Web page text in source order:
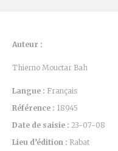
Auteur :
Thierno Mouctar Bah
Langue : Français
Référence : 18945
Date de saisie : 23-07-08
Lieu d’édition : Rabat